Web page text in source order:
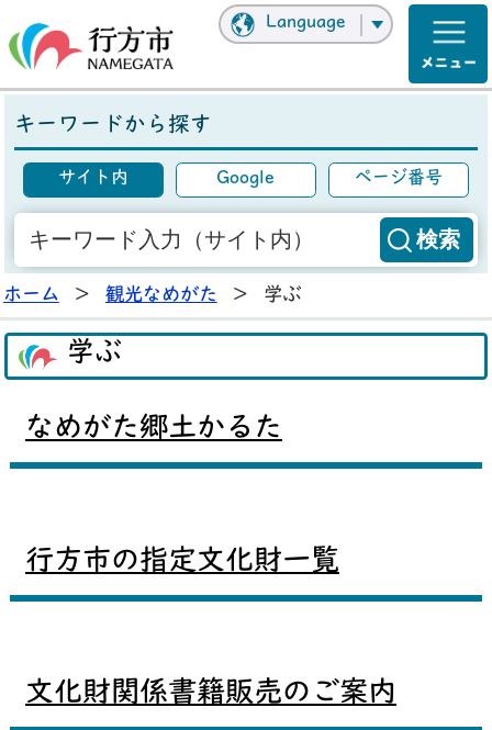
Language
キーワードから探す
サイト内 Google ページ番号
ホーム > 観光なめがた > 学ぶ
学ぶ
なめがた郷土かるた
行方市の指定文化財一覧
文化財関係書籍販売のご案内